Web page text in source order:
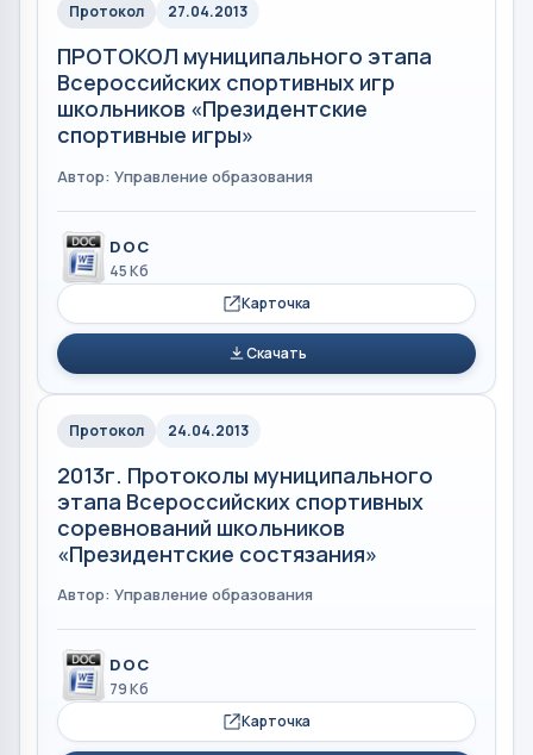
Протокол 27.04.2013
ПРОТОКОЛ муниципального этапа
Всероссийских спортивных игр
школьников «Президентские
спортивные игры»
Автор: Управление образования
DOC
45 Кб
Карточка
Скачать
Протокол 24.04.2013
2013г. Протоколы муниципального
этапа Всероссийских спортивных
соревнований школьников
«Президентские состязания»
Автор: Управление образования
DOC
79 Кб
Карточка